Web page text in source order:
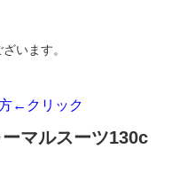
います。
←クリック
マルスーツ130c